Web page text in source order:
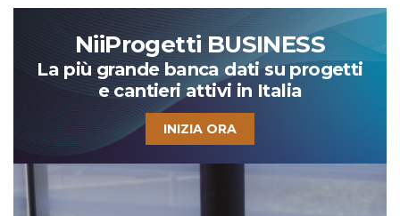
NiiProgetti BUSINESS
La più grande banca dati su progetti
e cantieri attivi in Italia
INIZIA ORA